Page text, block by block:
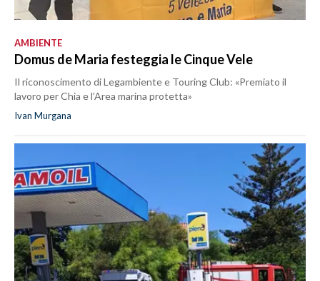
AMBIENTE
Domus de Maria festeggia le Cinque Vele
Il riconoscimento di Legambiente e Touring Club: «Premiato il
lavoro per Chia e l’Area marina protetta»
Ivan Murgana